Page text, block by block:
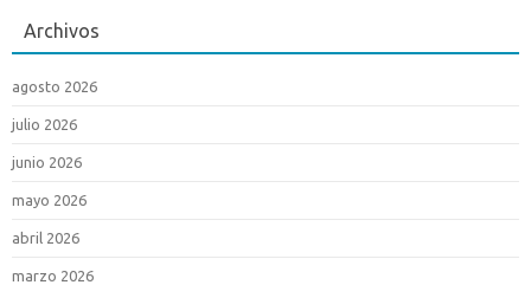
Archivos
agosto 2026
julio 2026
junio 2026
mayo 2026
abril 2026
marzo 2026